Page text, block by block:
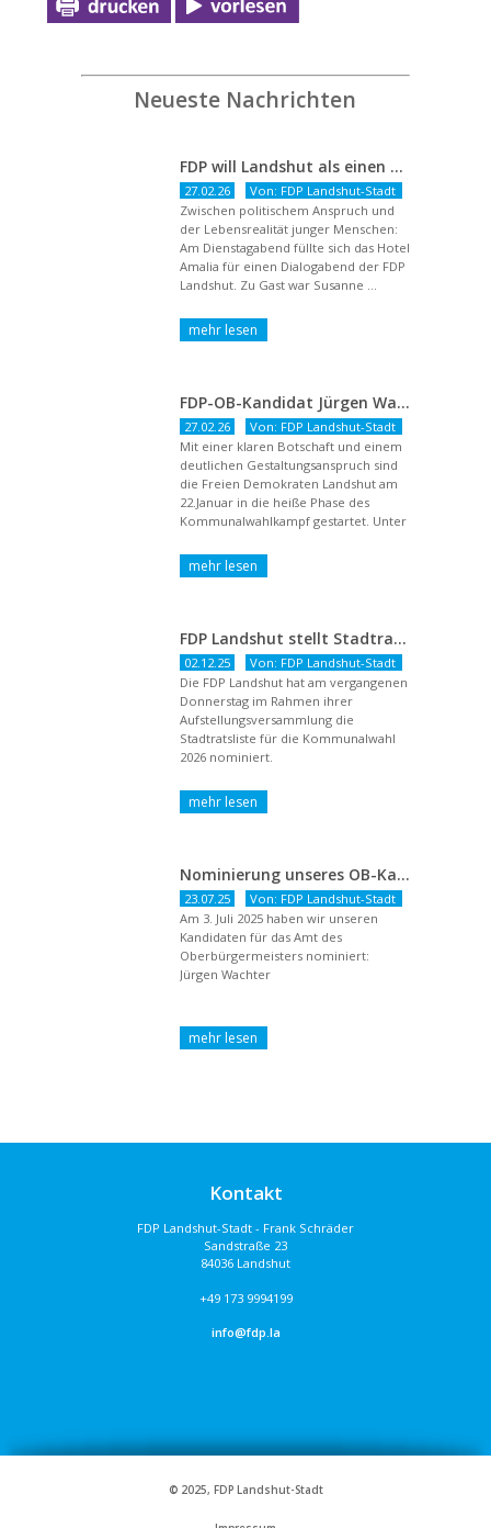
Neueste Nachrichten
FDP will Landshut als einen echten Chancenort gestalten
27.02.26
Von: FDP Landshut-Stadt
Zwischen politischem Anspruch und
der Lebensrealität junger Menschen:
Am Dienstagabend füllte sich das Hotel
Amalia für einen Dialogabend der FDP
Landshut. Zu Gast war Susanne ...
FDP-OB-Kandidat Jürgen Wachter: „Politik auf Pump ist unsozial“
27.02.26
Von: FDP Landshut-Stadt
Mit einer klaren Botschaft und einem
deutlichen Gestaltungsanspruch sind
die Freien Demokraten Landshut am
22.Januar in die heiße Phase des
Kommunalwahlkampf gestartet. Unter
FDP Landshut stellt Stadtratsliste für 2026 auf – OB-Kandidat Jürgen Wachter betont Gestaltungsanspruch und liberale Zukunftsvision
02.12.25
Von: FDP Landshut-Stadt
Die FDP Landshut hat am vergangenen
Donnerstag im Rahmen ihrer
Aufstellungsversammlung die
Stadtratsliste für die Kommunalwahl
2026 nominiert.
Nominierung unseres OB-Kandidaten
23.07.25
Von: FDP Landshut-Stadt
Am 3. Juli 2025 haben wir unseren
Kandidaten für das Amt des
Oberbürgermeisters nominiert:
Jürgen Wachter
Kontakt
FDP Landshut-Stadt - Frank Schräder
Sandstraße 23
84036 Landshut
+49 173 9994199
info@fdp.la
© 2025, FDP Landshut-Stadt